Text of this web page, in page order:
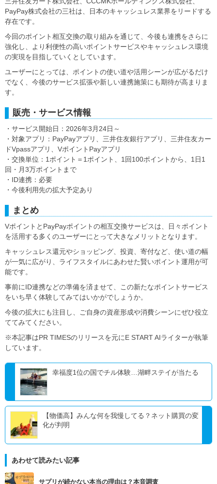
PayPay株式会社の三社は、日本のキャッシュレス業界をリードする
存在です。
今回のポイント相互交換の取り組みを通じて、今後も連携をさらに
強化し、より利便性の高いポイントサービスやキャッシュレス環境
の実現を目指していくとしています。
ユーザーにとっては、ポイントの使い道や活用シーンが広がるだけ
でなく、今後のサービス拡張や新しい連携施策にも期待が高まりま
す。
販売・サービス情報
・サービス開始日：2026年3月24日～
・対象アプリ：PayPayアプリ、三井住友銀行アプリ、三井住友カー
ドVpassアプリ、VポイントPayアプリ
・交換単位：1ポイント＝1ポイント、1回100ポイントから、1日1
回・月3万ポイントまで
・ID連携：必要
・今後利用先の拡大予定あり
まとめ
VポイントとPayPayポイントの相互交換サービスは、日々ポイント
を活用する多くのユーザーにとって大きなメリットとなります。
キャッシュレス還元やショッピング、投資、寄付など、使い道の幅
が一気に広がり、ライフスタイルにあわせた賢いポイント運用が可
能です。
事前にID連携などの準備を済ませて、この新たなポイントサービス
をいち早く体験してみてはいかがでしょうか。
今後の拡大にも注目し、ご自身の資産形成や消費シーンにぜひ役立
ててみてください。
※本記事はPR TIMESのリリースを元にE START AIライターが執筆
しています。
幸福度1位の国でチル体験…湖畔ステイが当たる
【物価高】みんな何を我慢してる？ネット購買の変
化が判明
あわせて読みたい記事
サプリが続かない本当の理由は？本音調査